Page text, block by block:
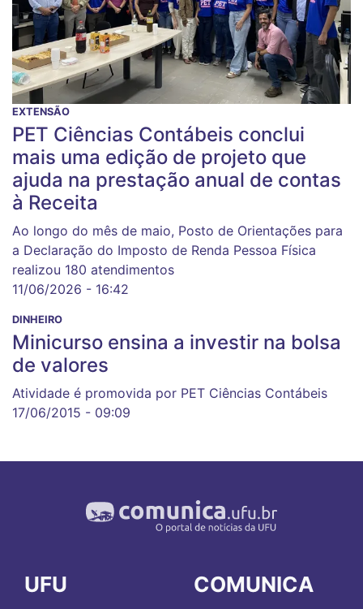
EXTENSÃO
PET Ciências Contábeis conclui
mais uma edição de projeto que
ajuda na prestação anual de contas
à Receita
Ao longo do mês de maio, Posto de Orientações para
a Declaração do Imposto de Renda Pessoa Física
realizou 180 atendimentos
11/06/2026 - 16:42
DINHEIRO
Minicurso ensina a investir na bolsa
de valores
Atividade é promovida por PET Ciências Contábeis
17/06/2015 - 09:09
UFU COMUNICA